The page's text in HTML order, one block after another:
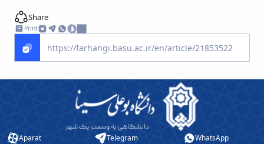
Share
Print
Aparat Telegram WhatsApp